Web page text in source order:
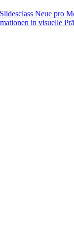
Slidesclass Neue pro
in visuelle